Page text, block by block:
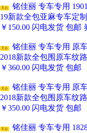
天台
铭佳丽 专车专用
19新款全包亚麻专车定
￥ 150.00 闪电发货 包邮
天台
铭佳丽 专车专用 原
2018新款全包围原车纹
￥360.00 闪电发货 包邮
天台
铭佳丽 专车专用 原
2018新款全包围原车纹
￥350.00 闪电发货 包邮
天台
铭佳丽 专车专用